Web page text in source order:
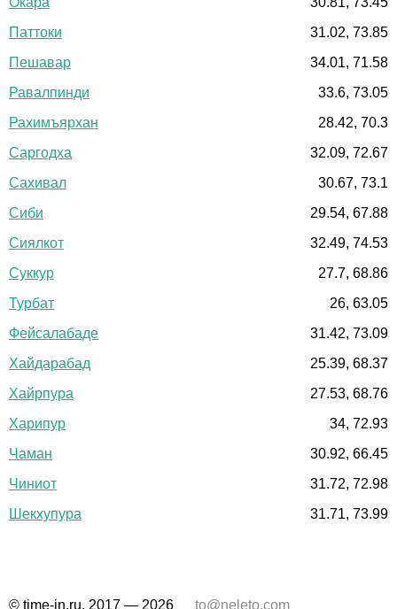
Паттоки
31.02, 73.85
Пешавар
34.01, 71.58
Равалпинди
33.6, 73.05
Рахимъярхан
28.42, 70.3
Саргодха
32.09, 72.67
Сахивал
30.67, 73.1
Сиби
29.54, 67.88
Сиялкот
32.49, 74.53
Суккур
27.7, 68.86
Турбат
26, 63.05
Фейсалабаде
31.42, 73.09
Хайдарабад
25.39, 68.37
Хайрпура
27.53, 68.76
Харипур
34, 72.93
Чаман
30.92, 66.45
Чиниот
31.72, 72.98
Шекхупура
31.71, 73.99
© time-in.ru, 2017 — 2026 to@neleto.com